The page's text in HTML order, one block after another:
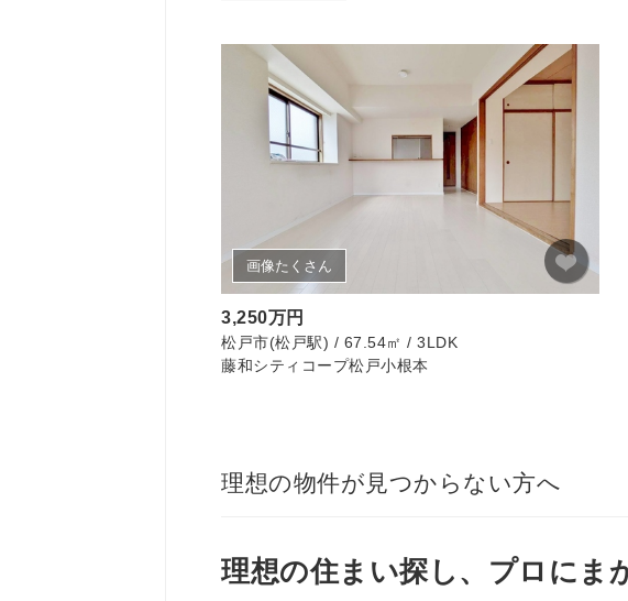
画像たくさん
3,250万円
松戸市(松戸駅) / 67.54㎡ / 3LDK
藤和シティコープ松戸小根本
理想の物件が見つからない方へ
理想の住まい探し、 プロ にま